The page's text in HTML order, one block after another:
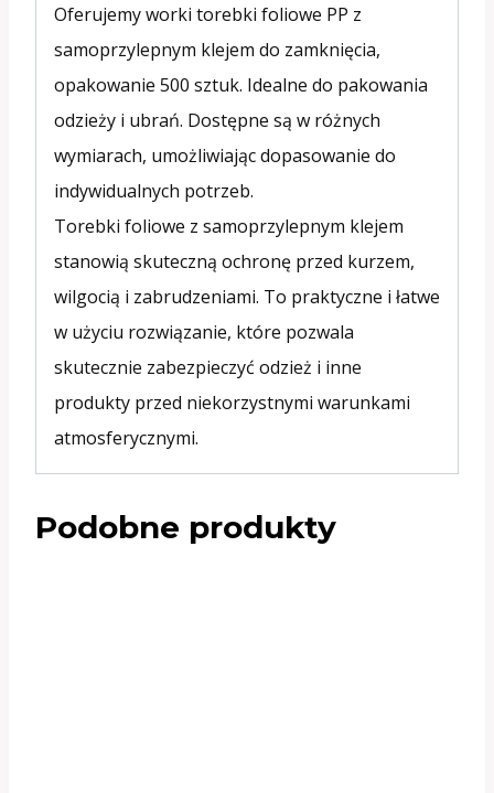
Oferujemy worki torebki foliowe PP z
samoprzylepnym klejem do zamknięcia,
opakowanie 500 sztuk. Idealne do pakowania
odzieży i ubrań. Dostępne są w różnych
wymiarach, umożliwiając dopasowanie do
indywidualnych potrzeb.
Torebki foliowe z samoprzylepnym klejem
stanowią skuteczną ochronę przed kurzem,
wilgocią i zabrudzeniami. To praktyczne i łatwe
w użyciu rozwiązanie, które pozwala
skutecznie zabezpieczyć odzież i inne
produkty przed niekorzystnymi warunkami
atmosferycznymi.
Podobne produkty